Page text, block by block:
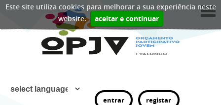
Este site utiliza cookies para melhorar a sua experiência neste
website.
aceitar e continuar
registar
entrar